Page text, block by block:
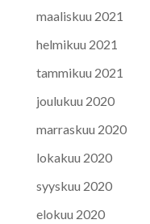
maaliskuu 2021
helmikuu 2021
tammikuu 2021
joulukuu 2020
marraskuu 2020
lokakuu 2020
syyskuu 2020
elokuu 2020